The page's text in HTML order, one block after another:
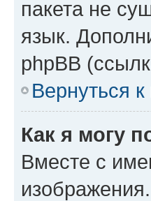
пакета не
язык.
phpBB
Вернуться
Как я могу
Вместе с